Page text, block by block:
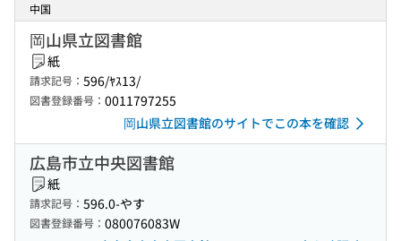
中国
岡山県立図書館
紙
請求記号： 596/ﾔｽ13/
図書登録番号： 0011797255
岡山県立図書館のサイトでこの本を確認
広島市立中央図書館
紙
請求記号： 596.0-やす
図書登録番号： 080076083W